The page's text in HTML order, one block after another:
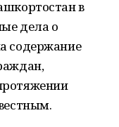
в
дела о
содержание